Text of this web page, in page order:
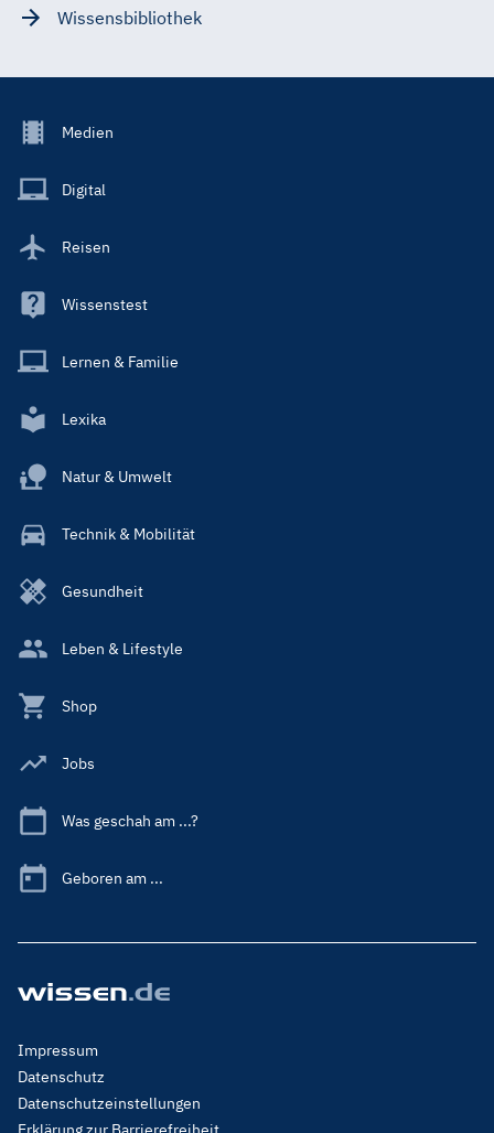
Wissensbibliothek
Footer
Main
Medien
Digital
Reisen
Wissenstest
Lernen & Familie
Lexika
Natur & Umwelt
Technik & Mobilität
Gesundheit
Leben & Lifestyle
Shop
Jobs
Was geschah am ...?
Geboren am ...
Footer
Menu
Legal
Impressum
Datenschutz
Datenschutzeinstellungen